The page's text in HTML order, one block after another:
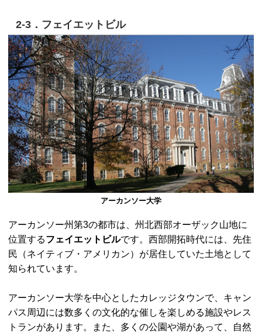
2-3．フェイエットビル
アーカンソー大学
アーカンソー州第3の都市は、州北西部オーザック山地に
位置するフェイエットビルです。西部開拓時代には、先住
民（ネイティブ・アメリカン）が居住していた土地として
知られています。
アーカンソー大学を中心としたカレッジタウンで、キャン
パス周辺には数多くの文化的な催しを楽しめる施設やレス
トランがあります。また、多くの公園や湖があって、自然